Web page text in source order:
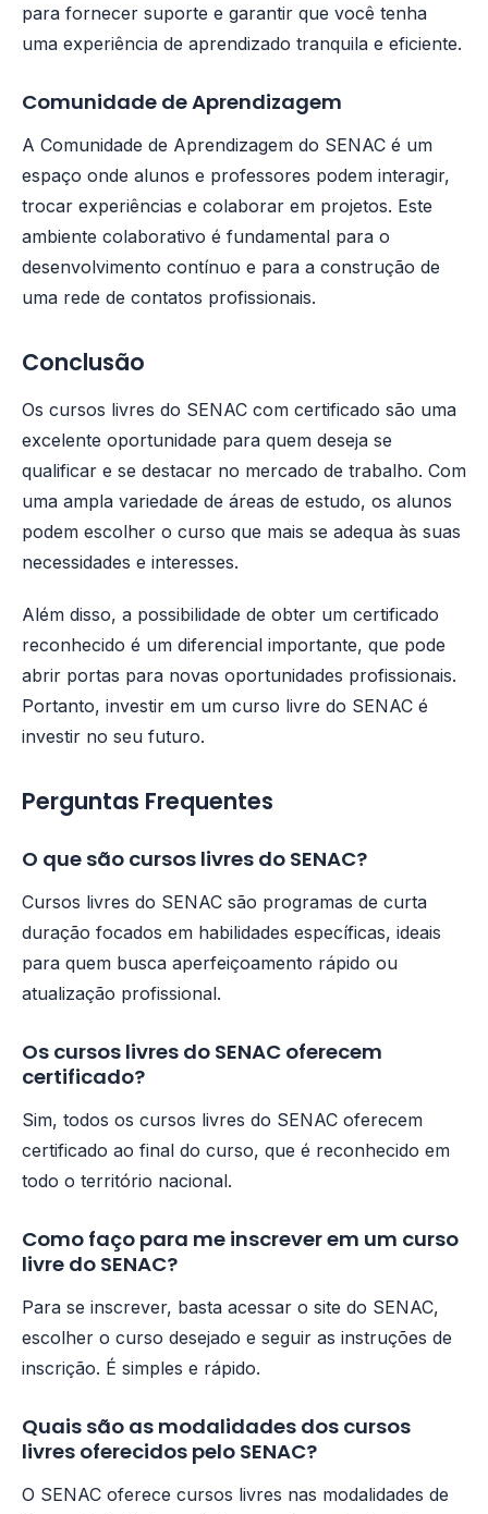
para fornecer suporte e garantir que você tenha
uma experiência de aprendizado tranquila e eficiente.
Comunidade de Aprendizagem
A Comunidade de Aprendizagem do SENAC é um
espaço onde alunos e professores podem interagir,
trocar experiências e colaborar em projetos. Este
ambiente colaborativo é fundamental para o
desenvolvimento contínuo e para a construção de
uma rede de contatos profissionais.
Conclusão
Os cursos livres do SENAC com certificado são uma
excelente oportunidade para quem deseja se
qualificar e se destacar no mercado de trabalho. Com
uma ampla variedade de áreas de estudo, os alunos
podem escolher o curso que mais se adequa às suas
necessidades e interesses.
Além disso, a possibilidade de obter um certificado
reconhecido é um diferencial importante, que pode
abrir portas para novas oportunidades profissionais.
Portanto, investir em um curso livre do SENAC é
investir no seu futuro.
Perguntas Frequentes
O que são cursos livres do SENAC?
Cursos livres do SENAC são programas de curta
duração focados em habilidades específicas, ideais
para quem busca aperfeiçoamento rápido ou
atualização profissional.
Os cursos livres do SENAC oferecem
certificado?
Sim, todos os cursos livres do SENAC oferecem
certificado ao final do curso, que é reconhecido em
todo o território nacional.
Como faço para me inscrever em um curso
livre do SENAC?
Para se inscrever, basta acessar o site do SENAC,
escolher o curso desejado e seguir as instruções de
inscrição. É simples e rápido.
Quais são as modalidades dos cursos
livres oferecidos pelo SENAC?
O SENAC oferece cursos livres nas modalidades de